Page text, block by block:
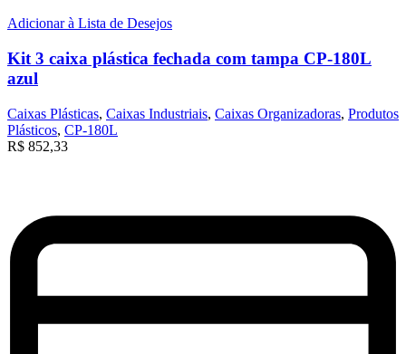
Adicionar à Lista de Desejos
Kit 3 caixa plástica fechada com tampa CP-180L
azul
Caixas Plásticas, Caixas Industriais, Caixas Organizadoras, Produtos
Plásticos, CP-180L
R$ 852,33